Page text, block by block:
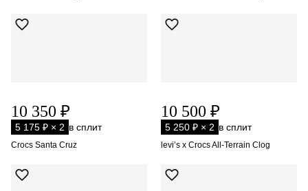
10 350 ₽
5 175 ₽ × 2 в сплит
Crocs Santa Cruz
10 500 ₽
5 250 ₽ × 2 в сплит
levi’s x Crocs All-Terrain Clog